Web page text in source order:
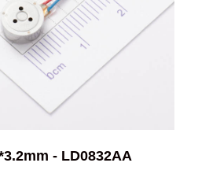
- LD0832AA